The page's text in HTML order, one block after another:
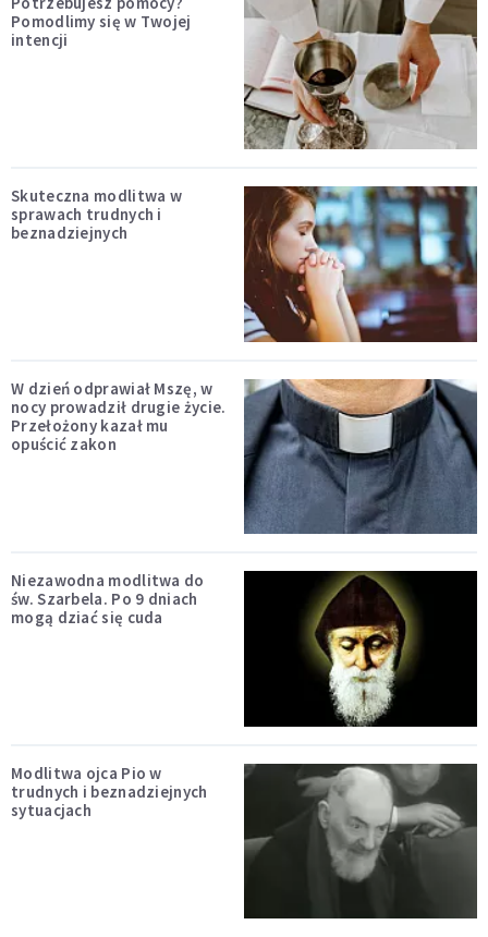
Pomodlimy się w Twojej
intencji
Skuteczna modlitwa w
sprawach trudnych i
beznadziejnych
W dzień odprawiał Mszę, w
nocy prowadził drugie życie.
Przełożony kazał mu
opuścić zakon
Niezawodna modlitwa do
św. Szarbela. Po 9 dniach
mogą dziać się cuda
Modlitwa ojca Pio w
trudnych i beznadziejnych
sytuacjach